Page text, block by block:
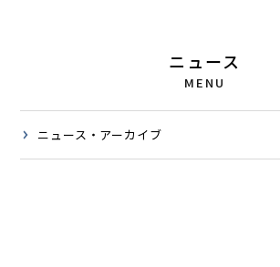
ニュース
MENU
ニュース・アーカイブ